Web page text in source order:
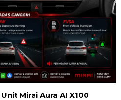
Mirai Aura AI X100